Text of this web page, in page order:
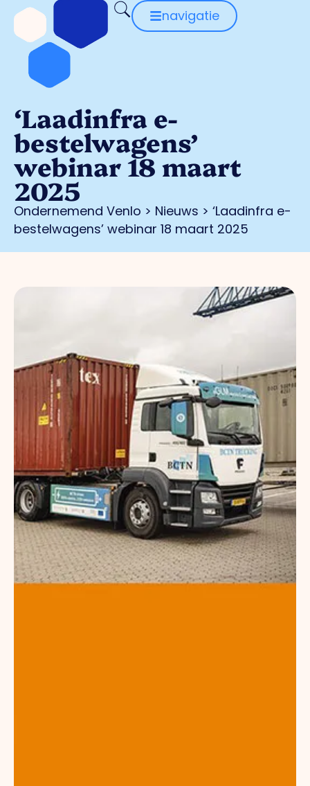
navigatie
‘Laadinfra e-
bestelwagens’
webinar 18 maart
2025
Ondernemend Venlo > Nieuws > ‘Laadinfra e-
bestelwagens’ webinar 18 maart 2025